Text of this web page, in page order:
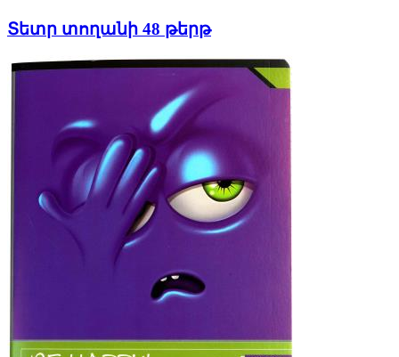
Տետր տողանի 48 թերթ